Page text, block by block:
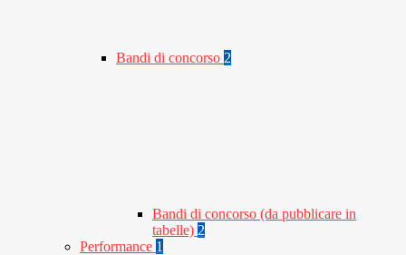
Bandi di concorso 2
Bandi di concorso (da pubblicare in
tabelle) 2
Performance 1